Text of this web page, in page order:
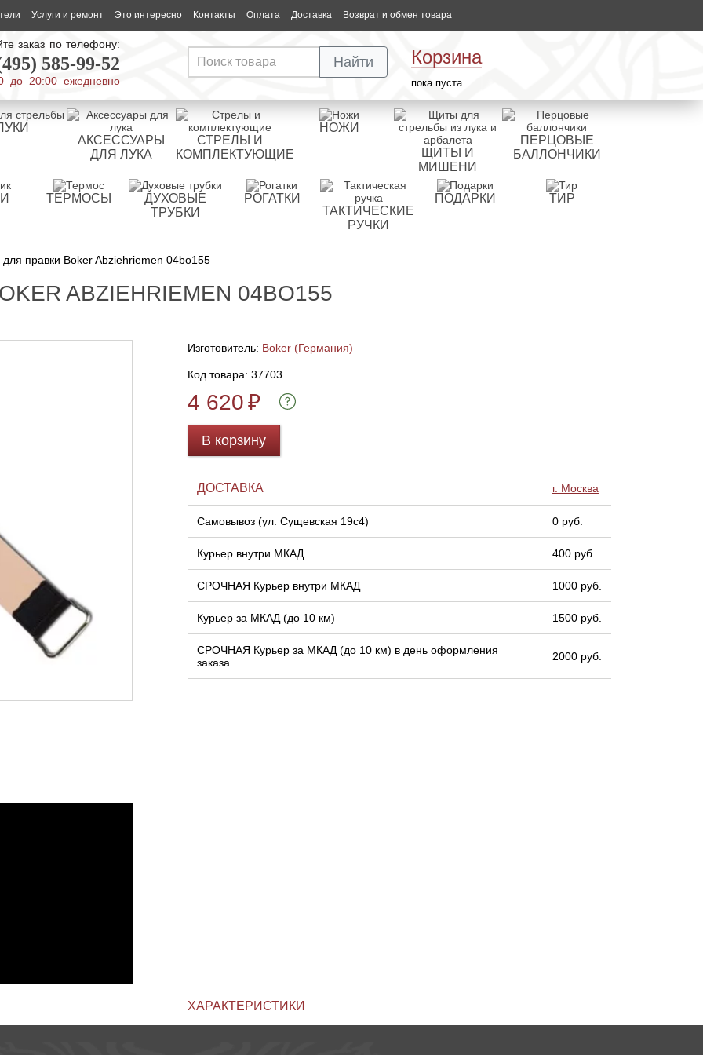
Услуги и ремонт Это интересно Контакты Оплата Доставка Возврат и обмен товара
заказ по телефону:
585-99-52
до 20:00 ежедневно
Корзина
пока пуста
Найти
АКСЕССУАРЫ
ДЛЯ ЛУКА
СТРЕЛЫ И
КОМПЛЕКТУЮЩИЕ
НОЖИ
ЩИТЫ И
МИШЕНИ
ПЕРЦОВЫЕ
БАЛЛОНЧИКИ
ТЕРМОСЫ
ДУХОВЫЕ
ТРУБКИ
РОГАТКИ
ТАКТИЧЕСКИЕ
РУЧКИ
ПОДАРКИ ТИР
правки Boker Abziehriemen 04bo155
ABZIEHRIEMEN 04BO155
Изготовитель: Boker (Германия)
Код товара: 37703
4 620₽
В корзину
ДОСТАВКА г. Москва
Самовывоз (ул. Сущевская 19с4) 0 руб.
Курьер внутри МКАД 400 руб.
СРОЧНАЯ Курьер внутри МКАД 1000 руб.
Курьер за МКАД (до 10 км) 1500 руб.
СРОЧНАЯ Курьер за МКАД (до 10 км) в день оформления
заказа
2000 руб.
ХАРАКТЕРИСТИКИ